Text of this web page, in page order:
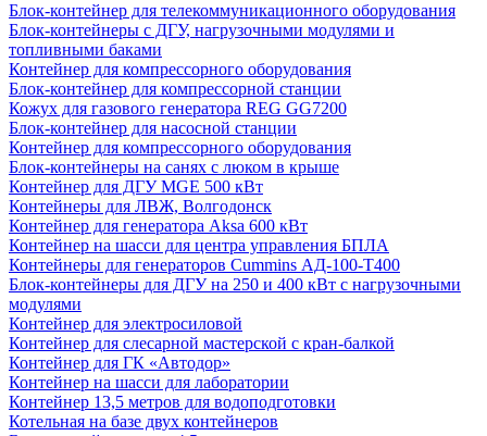
Блок-контейнер для телекоммуникационного оборудования
Блок-контейнеры с ДГУ, нагрузочными модулями и
топливными баками
Контейнер для компрессорного оборудования
Блок-контейнер для компрессорной станции
Кожух для газового генератора REG GG7200
Блок-контейнер для насосной станции
Контейнер для компрессорного оборудования
Блок-контейнеры на санях с люком в крыше
Контейнер для ДГУ MGE 500 кВт
Контейнеры для ЛВЖ, Волгодонск
Контейнер для генератора Aksa 600 кВт
Контейнер на шасси для центра управления БПЛА
Контейнеры для генераторов Cummins АД-100-Т400
Блок-контейнеры для ДГУ на 250 и 400 кВт с нагрузочными
модулями
Контейнер для электросиловой
Контейнер для слесарной мастерской с кран-балкой
Контейнер для ГК «Автодор»
Контейнер на шасси для лаборатории
Контейнер 13,5 метров для водоподготовки
Котельная на базе двух контейнеров